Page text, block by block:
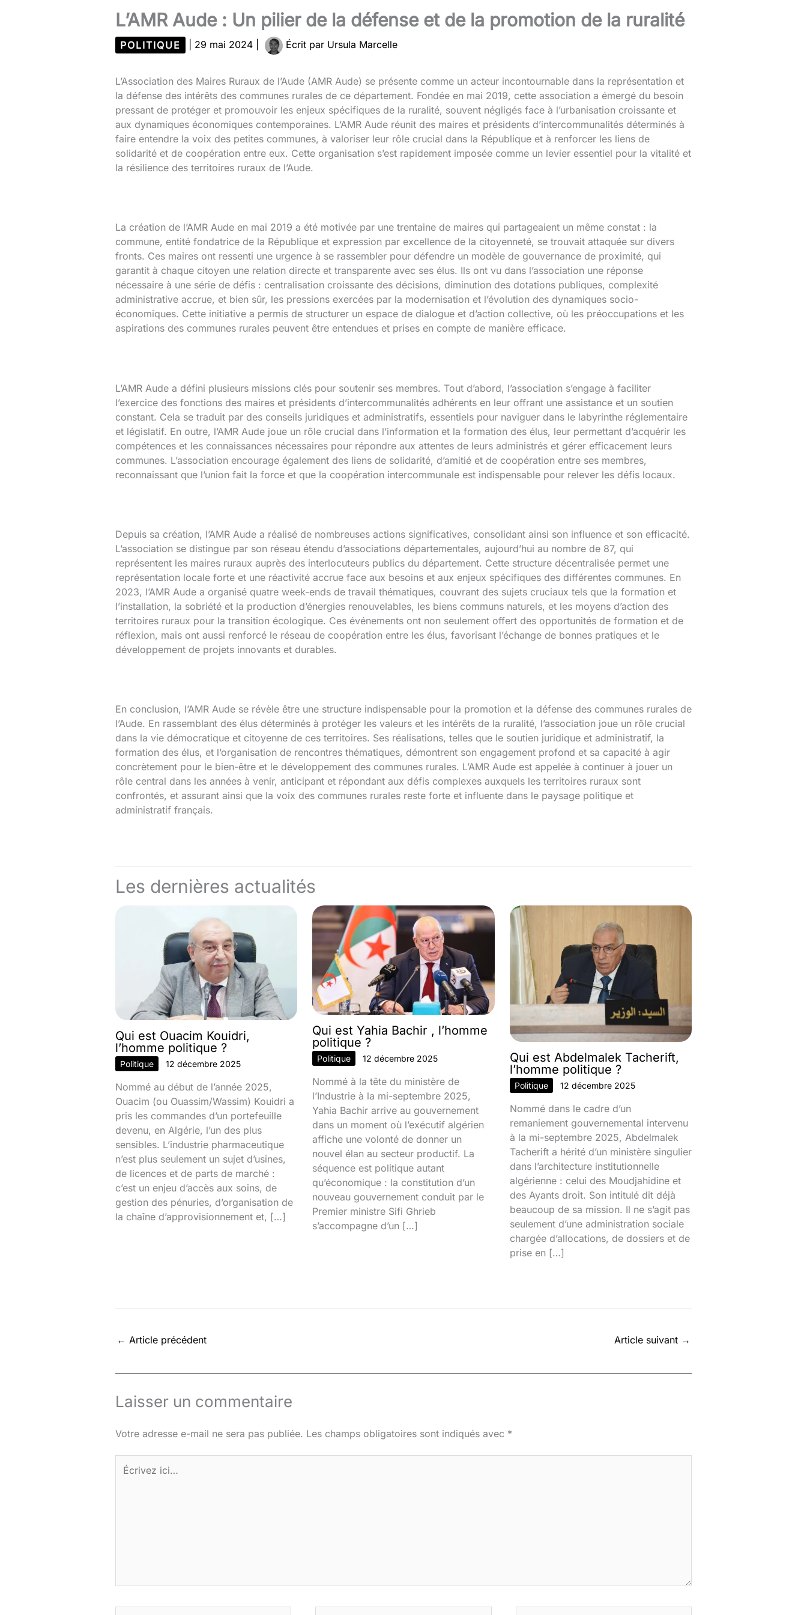
L’AMR Aude : Un pilier de la défense et de la promotion de la ruralité
POLITIQUE 29 mai 2024 Écrit par Ursula Marcelle
L’Association des Maires Ruraux de l’Aude (AMR Aude) se présente comme un acteur incontournable dans la représentation et
la défense des intérêts des communes rurales de ce département. Fondée en mai 2019, cette association a émergé du besoin
pressant de protéger et promouvoir les enjeux spécifiques de la ruralité, souvent négligés face à l’urbanisation croissante et
aux dynamiques économiques contemporaines. L’AMR Aude réunit des maires et présidents d’intercommunalités déterminés à
faire entendre la voix des petites communes, à valoriser leur rôle crucial dans la République et à renforcer les liens de
solidarité et de coopération entre eux. Cette organisation s’est rapidement imposée comme un levier essentiel pour la vitalité et
la résilience des territoires ruraux de l’Aude.
La création de l’AMR Aude en mai 2019 a été motivée par une trentaine de maires qui partageaient un même constat : la
commune, entité fondatrice de la République et expression par excellence de la citoyenneté, se trouvait attaquée sur divers
fronts. Ces maires ont ressenti une urgence à se rassembler pour défendre un modèle de gouvernance de proximité, qui
garantit à chaque citoyen une relation directe et transparente avec ses élus. Ils ont vu dans l’association une réponse
nécessaire à une série de défis : centralisation croissante des décisions, diminution des dotations publiques, complexité
administrative accrue, et bien sûr, les pressions exercées par la modernisation et l’évolution des dynamiques socio-
économiques. Cette initiative a permis de structurer un espace de dialogue et d’action collective, où les préoccupations et les
aspirations des communes rurales peuvent être entendues et prises en compte de manière efficace.
L’AMR Aude a défini plusieurs missions clés pour soutenir ses membres. Tout d’abord, l’association s’engage à faciliter
l’exercice des fonctions des maires et présidents d’intercommunalités adhérents en leur offrant une assistance et un soutien
constant. Cela se traduit par des conseils juridiques et administratifs, essentiels pour naviguer dans le labyrinthe réglementaire
et législatif. En outre, l’AMR Aude joue un rôle crucial dans l’information et la formation des élus, leur permettant d’acquérir les
compétences et les connaissances nécessaires pour répondre aux attentes de leurs administrés et gérer efficacement leurs
communes. L’association encourage également des liens de solidarité, d’amitié et de coopération entre ses membres,
reconnaissant que l’union fait la force et que la coopération intercommunale est indispensable pour relever les défis locaux.
Depuis sa création, l’AMR Aude a réalisé de nombreuses actions significatives, consolidant ainsi son influence et son efficacité.
L’association se distingue par son réseau étendu d’associations départementales, aujourd’hui au nombre de 87, qui
représentent les maires ruraux auprès des interlocuteurs publics du département. Cette structure décentralisée permet une
représentation locale forte et une réactivité accrue face aux besoins et aux enjeux spécifiques des différentes communes. En
2023, l’AMR Aude a organisé quatre week-ends de travail thématiques, couvrant des sujets cruciaux tels que la formation et
l’installation, la sobriété et la production d’énergies renouvelables, les biens communs naturels, et les moyens d’action des
territoires ruraux pour la transition écologique. Ces événements ont non seulement offert des opportunités de formation et de
réflexion, mais ont aussi renforcé le réseau de coopération entre les élus, favorisant l’échange de bonnes pratiques et le
développement de projets innovants et durables.
En conclusion, l’AMR Aude se révèle être une structure indispensable pour la promotion et la défense des communes rurales de
l’Aude. En rassemblant des élus déterminés à protéger les valeurs et les intérêts de la ruralité, l’association joue un rôle crucial
dans la vie démocratique et citoyenne de ces territoires. Ses réalisations, telles que le soutien juridique et administratif, la
formation des élus, et l’organisation de rencontres thématiques, démontrent son engagement profond et sa capacité à agir
concrètement pour le bien-être et le développement des communes rurales. L’AMR Aude est appelée à continuer à jouer un
rôle central dans les années à venir, anticipant et répondant aux défis complexes auxquels les territoires ruraux sont
confrontés, et assurant ainsi que la voix des communes rurales reste forte et influente dans le paysage politique et
administratif français.
Les dernières actualités
Qui est Ouacim Kouidri,
l’homme politique ?
Politique 12 décembre 2025
Nommé au début de l’année 2025,
Ouacim (ou Ouassim/Wassim) Kouidri a
pris les commandes d’un portefeuille
devenu, en Algérie, l’un des plus
sensibles. L’industrie pharmaceutique
n’est plus seulement un sujet d’usines,
de licences et de parts de marché :
c’est un enjeu d’accès aux soins, de
gestion des pénuries, d’organisation de
la chaîne d’approvisionnement et, […]
Qui est Yahia Bachir , l’homme
politique ?
Politique 12 décembre 2025
Nommé à la tête du ministère de
l’Industrie à la mi-septembre 2025,
Yahia Bachir arrive au gouvernement
dans un moment où l’exécutif algérien
affiche une volonté de donner un
nouvel élan au secteur productif. La
séquence est politique autant
qu’économique : la constitution d’un
nouveau gouvernement conduit par le
Premier ministre Sifi Ghrieb
s’accompagne d’un […]
Qui est Abdelmalek Tacherift,
l’homme politique ?
Politique 12 décembre 2025
Nommé dans le cadre d’un
remaniement gouvernemental intervenu
à la mi-septembre 2025, Abdelmalek
Tacherift a hérité d’un ministère singulier
dans l’architecture institutionnelle
algérienne : celui des Moudjahidine et
des Ayants droit. Son intitulé dit déjà
beaucoup de sa mission. Il ne s’agit pas
seulement d’une administration sociale
chargée d’allocations, de dossiers et de
prise en […]
← Article précédent Article suivant →
Laisser un commentaire
Votre adresse e-mail ne sera pas publiée. Les champs obligatoires sont indiqués avec *
ici…